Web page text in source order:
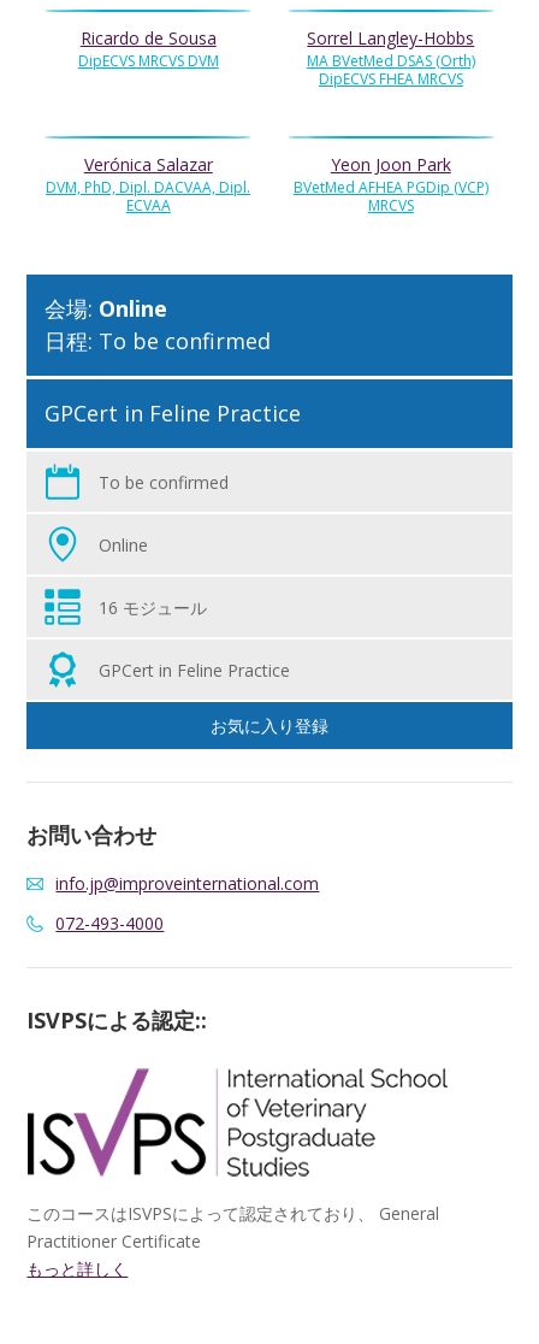
Ricardo de Sousa
DipECVS MRCVS DVM
Sorrel Langley-Hobbs
MA BVetMed DSAS (Orth)
DipECVS FHEA MRCVS
Verónica Salazar
DVM, PhD, Dipl. DACVAA, Dipl.
ECVAA
Yeon Joon Park
BVetMed AFHEA PGDip (VCP)
MRCVS
会場: Online
日程: To be confirmed
GPCert in Feline Practice
To be confirmed
Online
16 モジュール
GPCert in Feline Practice
お気に入り登録
お問い合わせ
info.jp@improveinternational.com
072-493-4000
ISVPSによる認定::
このコースはISVPSによって認定されており、 General
Practitioner Certificate
もっと詳しく